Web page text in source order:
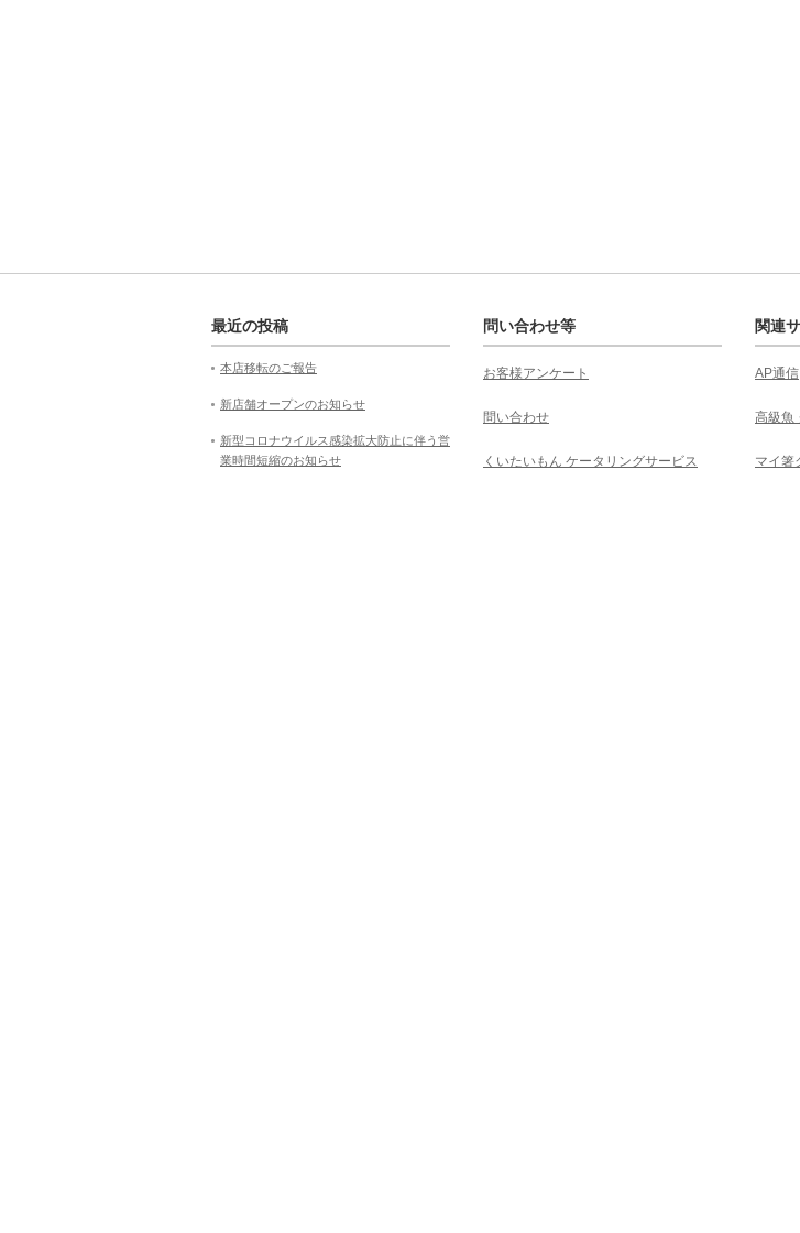
最近の投稿
本店移転のご報告
新店舗オープンのお知らせ
新型コロナウイルス感染拡大防止に伴う営
業時間短縮のお知らせ
問い合わせ等
お客様アンケート
問い合わせ
くいたいもん ケータリングサービス
関連
AP通信
高級魚
マイ箸